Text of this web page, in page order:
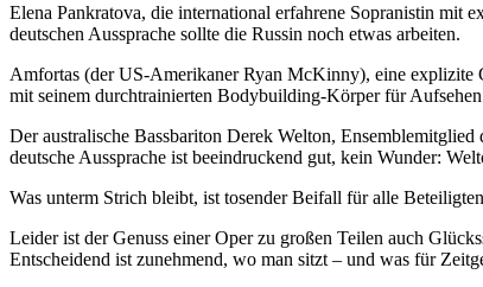
Elena Pankratova, die international erfahrene Sopranistin mit
deutschen Aussprache sollte die Russin noch etwas arbeiten.
Amfortas (der US-Amerikaner Ryan McKinny), eine explizite
mit seinem durchtrainierten Bodybuilding-Körper für
Der australische Bassbariton Derek Welton,
deutsche Aussprache ist beeindruckend gut, kein Wunder:
Was unterm Strich bleibt, ist tosender Beifall für alle
Leider ist der Genuss einer Oper zu großen Teilen auch
Entscheidend ist zunehmend, wo man sitzt – und was für